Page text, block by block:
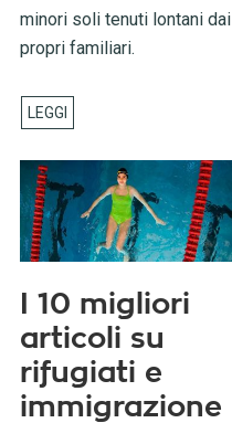
minori soli tenuti lontani dai
propri familiari.
I 10 migliori
articoli su
rifugiati e
immigrazione